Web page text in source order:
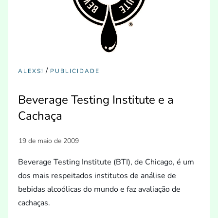
ALEXS! / PUBLICIDADE
Beverage Testing Institute e a
Cachaça
Beverage Testing Institute (BTI), de Chicago, é um
dos mais respeitados institutos de análise de
bebidas alcoólicas do mundo e faz avaliação de
cachaças.